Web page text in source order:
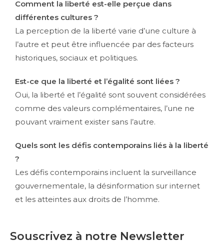
Comment la liberté est-elle perçue dans
différentes cultures ?
La perception de la liberté varie d’une culture à
l’autre et peut être influencée par des facteurs
historiques, sociaux et politiques.
Est-ce que la liberté et l’égalité sont liées ?
Oui, la liberté et l’égalité sont souvent considérées
comme des valeurs complémentaires, l’une ne
pouvant vraiment exister sans l’autre.
Quels sont les défis contemporains liés à la liberté
?
Les défis contemporains incluent la surveillance
gouvernementale, la désinformation sur internet
et les atteintes aux droits de l’homme.
Souscrivez à notre Newsletter